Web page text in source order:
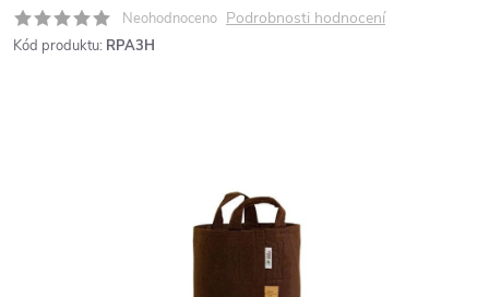
Neohodnoceno Podrobnosti hodnocení
Kód produktu: RPA3H